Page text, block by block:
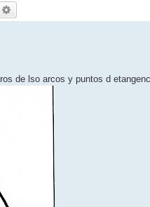
de lso arcos y puntos d